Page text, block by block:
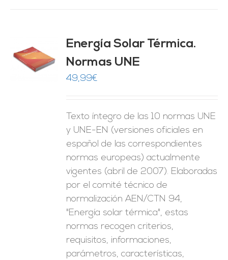
Energía Solar Térmica.
Normas UNE
49,99€
Texto íntegro de las 10 normas UNE
y UNE-EN (versiones oficiales en
español de las correspondientes
normas europeas) actualmente
vigentes (abril de 2007). Elaboradas
por el comité técnico de
normalización AEN/CTN 94,
"Energía solar térmica", estas
normas recogen criterios,
requisitos, informaciones,
parámetros, características,